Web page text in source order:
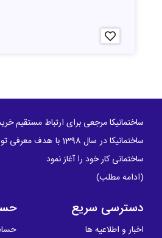
ساختمانیکا مرجعی برای ارتباط مستقیم
ساختمانیکا در سال 1398
ساختمانی کار خود را آغاز نمود
(ادامه مطلب)
دسترسی سریع
اخبار و اطلاعیه ها